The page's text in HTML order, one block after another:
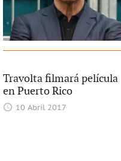
Travolta filmará película
en Puerto Rico
10 Abril 2017